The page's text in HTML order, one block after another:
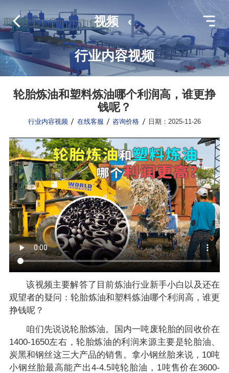
行业内容视频
视频 ‹
轮胎炼油和塑料炼油哪个利润高，谁更挣
钱呢？
行业内容视频 在线客服 咨询价格 日期：2025-11-26
该视频主要解答了目前炼油行业新手小白以及还在
观望者的疑问：轮胎炼油和塑料炼油哪个利润高，谁更
挣钱呢？
咱们先说说轮胎炼油。国内一吨废轮胎的回收价在
1400-1650左右，轮胎炼油的利润来源主要是轮胎油、
炭黑和钢丝这三大产品的销售。拿小钢丝胎来说，10吨
小钢丝胎最高能产出4-4.5吨轮胎油，1吨售价在3600-